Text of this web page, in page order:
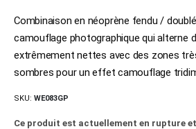
Combinaison en néoprène fendu /
camouflage photographique qui alterne
extrêmement nettes avec des zones
sombres pour un effet camouflage
SKU: WE083GP
Ce produit est actuellement en rupture